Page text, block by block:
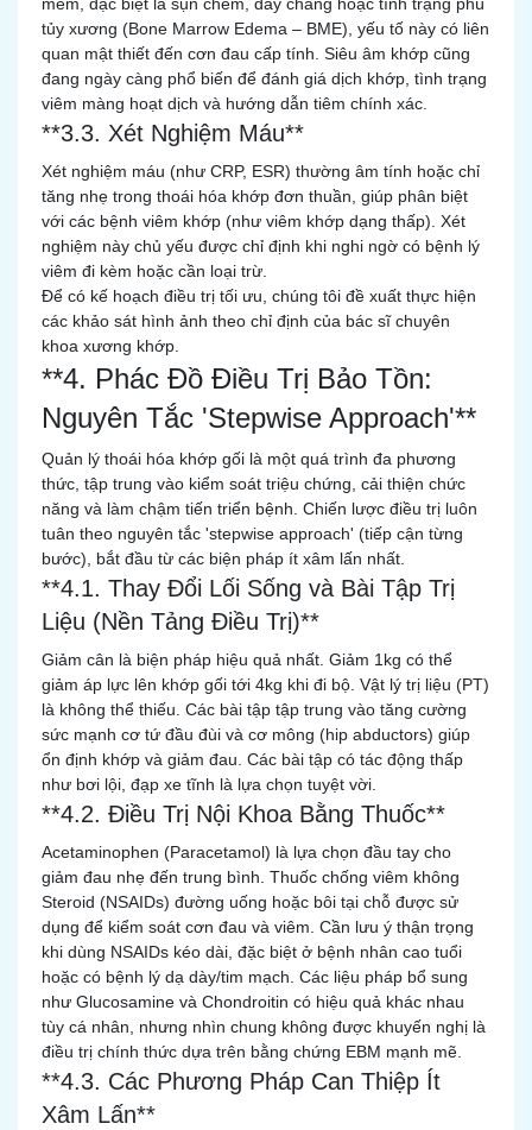
tủy xương (Bone Marrow Edema – BME), yếu tố này có liên
quan mật thiết đến cơn đau cấp tính. Siêu âm khớp cũng
đang ngày càng phổ biến để đánh giá dịch khớp, tình trạng
viêm màng hoạt dịch và hướng dẫn tiêm chính xác.
**3.3. Xét Nghiệm Máu**
Xét nghiệm máu (như CRP, ESR) thường âm tính hoặc chỉ
tăng nhẹ trong thoái hóa khớp đơn thuần, giúp phân biệt
với các bệnh viêm khớp (như viêm khớp dạng thấp). Xét
nghiệm này chủ yếu được chỉ định khi nghi ngờ có bệnh lý
viêm đi kèm hoặc cần loại trừ.
Để có kế hoạch điều trị tối ưu, chúng tôi đề xuất thực hiện
các khảo sát hình ảnh theo chỉ định của bác sĩ chuyên
khoa xương khớp.
**4. Phác Đồ Điều Trị Bảo Tồn:
Nguyên Tắc 'Stepwise Approach'**
Quản lý thoái hóa khớp gối là một quá trình đa phương
thức, tập trung vào kiểm soát triệu chứng, cải thiện chức
năng và làm chậm tiến triển bệnh. Chiến lược điều trị luôn
tuân theo nguyên tắc 'stepwise approach' (tiếp cận từng
bước), bắt đầu từ các biện pháp ít xâm lấn nhất.
**4.1. Thay Đổi Lối Sống và Bài Tập Trị
Liệu (Nền Tảng Điều Trị)**
Giảm cân là biện pháp hiệu quả nhất. Giảm 1kg có thể
giảm áp lực lên khớp gối tới 4kg khi đi bộ. Vật lý trị liệu (PT)
là không thể thiếu. Các bài tập tập trung vào tăng cường
sức mạnh cơ tứ đầu đùi và cơ mông (hip abductors) giúp
ổn định khớp và giảm đau. Các bài tập có tác động thấp
như bơi lội, đạp xe tĩnh là lựa chọn tuyệt vời.
**4.2. Điều Trị Nội Khoa Bằng Thuốc**
Acetaminophen (Paracetamol) là lựa chọn đầu tay cho
giảm đau nhẹ đến trung bình. Thuốc chống viêm không
Steroid (NSAIDs) đường uống hoặc bôi tại chỗ được sử
dụng để kiểm soát cơn đau và viêm. Cần lưu ý thận trọng
khi dùng NSAIDs kéo dài, đặc biệt ở bệnh nhân cao tuổi
hoặc có bệnh lý dạ dày/tim mạch. Các liệu pháp bổ sung
như Glucosamine và Chondroitin có hiệu quả khác nhau
tùy cá nhân, nhưng nhìn chung không được khuyến nghị là
điều trị chính thức dựa trên bằng chứng EBM mạnh mẽ.
**4.3. Các Phương Pháp Can Thiệp Ít
Xâm Lấn**